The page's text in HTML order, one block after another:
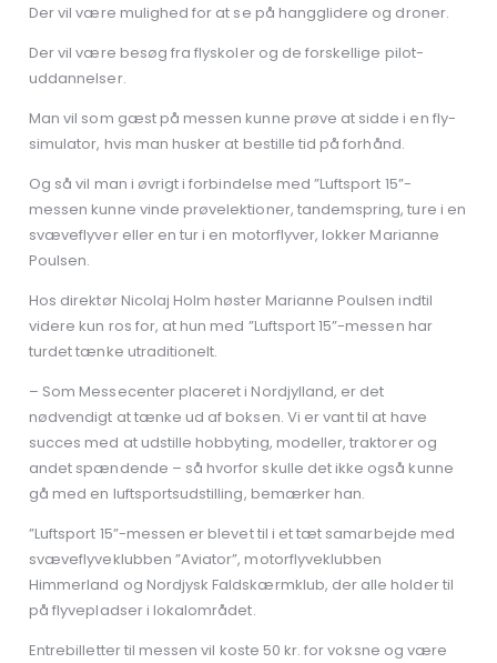
Der vil være mulighed for at se på hangglidere og droner.
Der vil være besøg fra flyskoler og de forskellige pilot-
uddannelser.
Man vil som gæst på messen kunne prøve at sidde i en fly-
simulator, hvis man husker at bestille tid på forhånd.
Og så vil man i øvrigt i forbindelse med ”Luftsport 15”-
messen kunne vinde prøvelektioner, tandemspring, ture i en
svæveflyver eller en tur i en motorflyver, lokker Marianne
Poulsen.
Hos direktør Nicolaj Holm høster Marianne Poulsen indtil
videre kun ros for, at hun med ”Luftsport 15”-messen har
turdet tænke utraditionelt.
– Som Messecenter placeret i Nordjylland, er det
nødvendigt at tænke ud af boksen. Vi er vant til at have
succes med at udstille hobbyting, modeller, traktorer og
andet spændende – så hvorfor skulle det ikke også kunne
gå med en luftsportsudstilling, bemærker han.
”Luftsport 15”-messen er blevet til i et tæt samarbejde med
svæveflyveklubben ”Aviator”, motorflyveklubben
Himmerland og Nordjysk Faldskærmklub, der alle holder til
på flyvepladser i lokalområdet.
Entrebilletter til messen vil koste 50 kr. for voksne og være